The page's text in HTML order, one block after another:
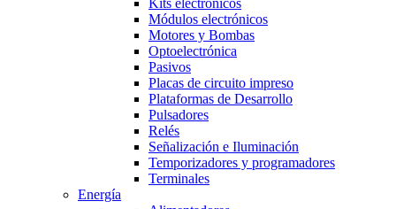
Kits electrónicos
Módulos electrónicos
Motores y Bombas
Optoelectrónica
Pasivos
Placas de circuito impreso
Plataformas de Desarrollo
Pulsadores
Relés
Señalización e Iluminación
Temporizadores y programadores
Terminales
Energía